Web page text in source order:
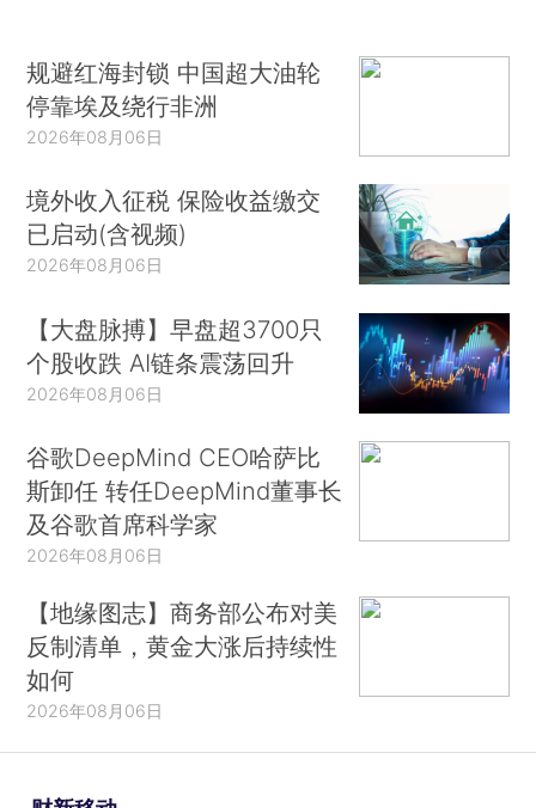
规避红海封锁 中国超大油轮
停靠埃及绕行非洲
2026年08月06日
境外收入征税 保险收益缴交
已启动(含视频)
2026年08月06日
【大盘脉搏】早盘超3700只
个股收跌 AI链条震荡回升
2026年08月06日
谷歌DeepMind CEO哈萨比
斯卸任 转任DeepMind董事长
及谷歌首席科学家
2026年08月06日
【地缘图志】商务部公布对美
反制清单，黄金大涨后持续性
如何
2026年08月06日